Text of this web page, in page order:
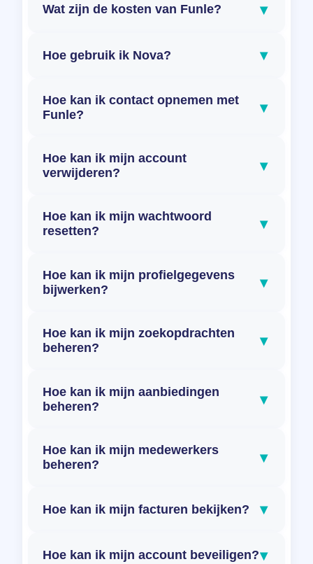
Wat zijn de kosten van Funle? ▾
Hoe gebruik ik Nova? ▾
Hoe kan ik contact opnemen met
Funle?
▾
Hoe kan ik mijn account
verwijderen?
▾
Hoe kan ik mijn wachtwoord
resetten?
▾
Hoe kan ik mijn profielgegevens
bijwerken?
▾
Hoe kan ik mijn zoekopdrachten
beheren?
▾
Hoe kan ik mijn aanbiedingen
beheren?
▾
Hoe kan ik mijn medewerkers
beheren?
▾
Hoe kan ik mijn facturen bekijken? ▾
Hoe kan ik mijn account beveiligen?▾